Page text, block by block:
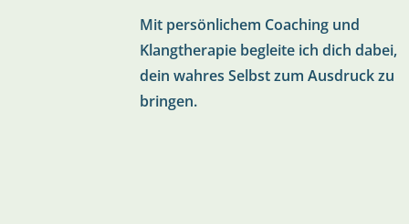
Mit persönlichem Coaching und
Klangtherapie begleite ich dich dabei,
dein wahres Selbst zum Ausdruck zu
bringen.